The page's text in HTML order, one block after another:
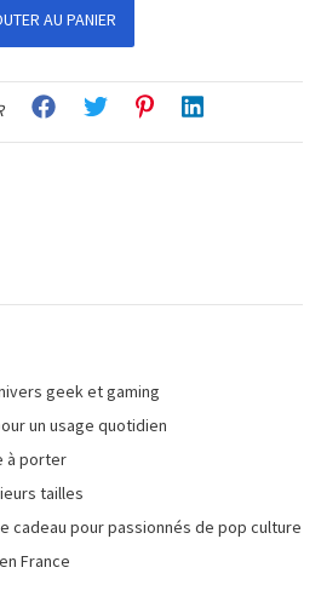
AU PANIER
geek et gaming
un usage quotidien
à porter
tailles
cadeau pour passionnés de pop culture
France